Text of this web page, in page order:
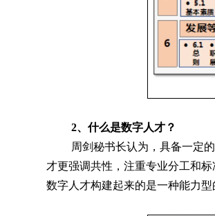
2、什么是数字人才？
周剑秘书长认为，具备一定
才更强调共性，注重专业分工和
数字人才构建起来的是一种能力